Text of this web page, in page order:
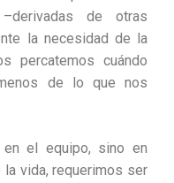
de otras
la necesidad de la
percatemos cuándo
de lo que nos
el equipo, sino en
vida, requerimos ser